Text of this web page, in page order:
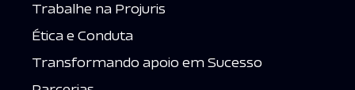
Ética e Conduta
Transformando apoio em Sucesso
Parcerias